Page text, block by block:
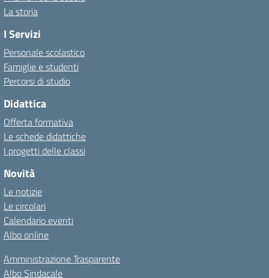
La storia
I Servizi
Personale scolastico
Famiglie e studenti
Percorsi di studio
Didattica
Offerta formativa
Le schede didattiche
I progetti delle classi
Novità
Le notizie
Le circolari
Calendario eventi
Albo online
Amministrazione Trasparente
Albo Sindacale